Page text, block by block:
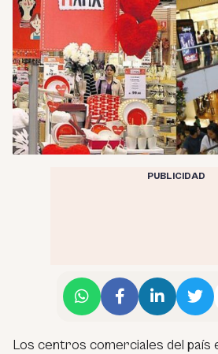
PUBLICIDAD
Los centros comerciales del